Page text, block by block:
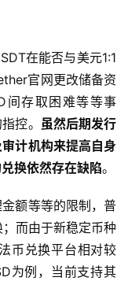
在能否与美元1:1
官网更改储备资
间存取困难等等事
控。 虽然后期发行
计机构来提高自身
换依然存在缺陷。
额等等的限制，普
而由于新稳定币种
币兑换平台相对较
为例，当前支持其